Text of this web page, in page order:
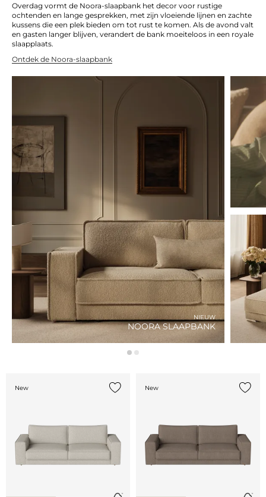
Overdag vormt de Noora-slaapbank het decor voor rustige
ochtenden en lange gesprekken, met zijn vloeiende lijnen en zachte
kussens die een plek bieden om tot rust te komen. Als de avond valt
en gasten langer blijven, verandert de bank moeiteloos in een royale
slaapplaats.
Ontdek de Noora-slaapbank
NIEUW
NOORA SLAAPBANK
New New